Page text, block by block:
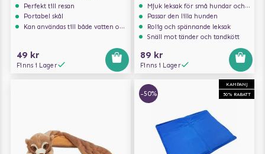
Perfekt till resan
Portabel skål
Kan användas till både vatten och mat
49 kr
Finns i Lager
Mjuk leksak för små hundar och valpar.
Passar den lilla hunden
Rolig och spännande leksak
Snäll mot tänder och tandkött
89 kr
Finns i Lager
KAMPANJ
50% RABATT
-50%